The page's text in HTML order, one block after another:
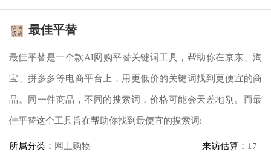
最佳平替
最佳平替是一个款AI网购平替关键词工具，帮助你在京东、淘
宝、拼多多等电商平台上，用更低价的关键词找到更便宜的商
品。同一件商品，不同的搜索词，价格可能会天差地别。而最
佳平替这个工具旨在帮助你找到最便宜的搜索词:
所属分类： 网上购物 来访估算： 17